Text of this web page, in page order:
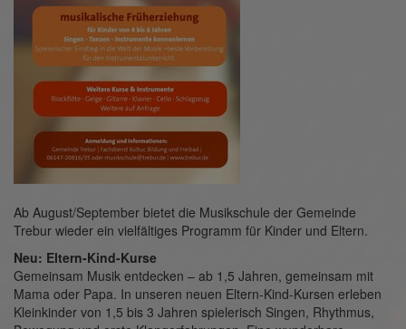
Ab August/September bietet die Musikschule der Gemeinde
Trebur wieder ein vielfältiges Programm für Kinder und Eltern.
Neu: Eltern-Kind-Kurse
Gemeinsam Musik entdecken – ab 1,5 Jahren, gemeinsam mit
Mama oder Papa. In unseren neuen Eltern-Kind-Kursen erleben
Kleinkinder von 1,5 bis 3 Jahren spielerisch Singen, Rhythmus,